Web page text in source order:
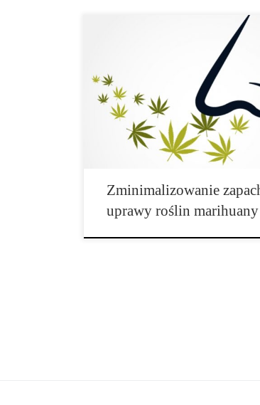
Redukcja zapachu marihuany w twoim
naprawdę trudnym zadaniem, ale za
niedrogich oraz praktycznych technik
swobodnie hodować swoje ulubione
to roślina o charakterystycznym i
unikalnym zapachu wśród wszystkich
odmian naszej natury. […]
Zminimalizowanie
uprawy roślin